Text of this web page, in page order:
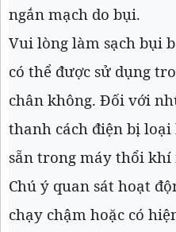
ngắn mạch do bụi.
Vui lòng làm sạch bụi
có thể được sử dụng
chân không. Đối với
thanh cách điện bị loại
sẵn trong máy thổi khí
Chú ý quan sát hoạt
chạy chậm hoặc có